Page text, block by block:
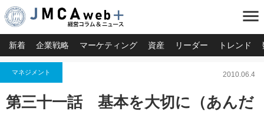
menu
新着 企業戦略 マーケティング 資産 リーダー トレンド
マネジメント 2010.06.4
第三十一話 基本を大切に（あんだ